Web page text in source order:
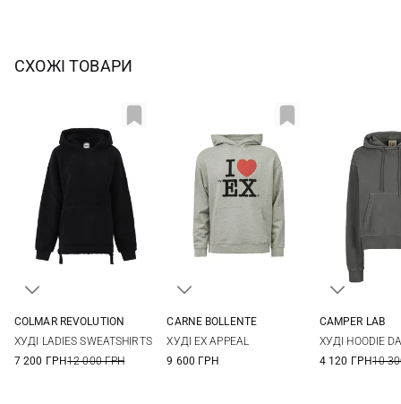
СХОЖІ ТОВАРИ
COLMAR REVOLUTION
ХУДІ LADIES SWEATSHIRTS
7 200 ГРН12 000 ГРН
CARNE BOLLENTE
ХУДІ EX APPEAL
9 600 ГРН
CAMPER LAB
ХУДІ HOODIE
4 120 ГРН10